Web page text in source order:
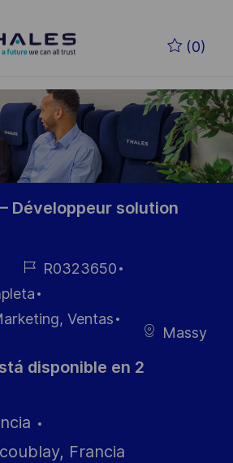
(0)
– Développeur solution
ID de
empleo
R0323650
Ventas
Massy
disponible en 2
Francia